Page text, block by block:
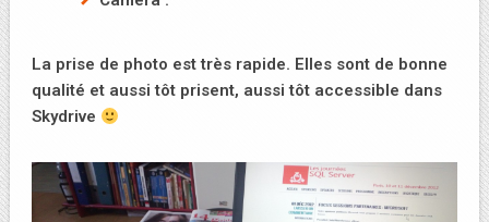
La prise de photo est très rapide. Elles sont de bonne
qualité et aussi tôt prisent, aussi tôt accessible dans
Skydrive